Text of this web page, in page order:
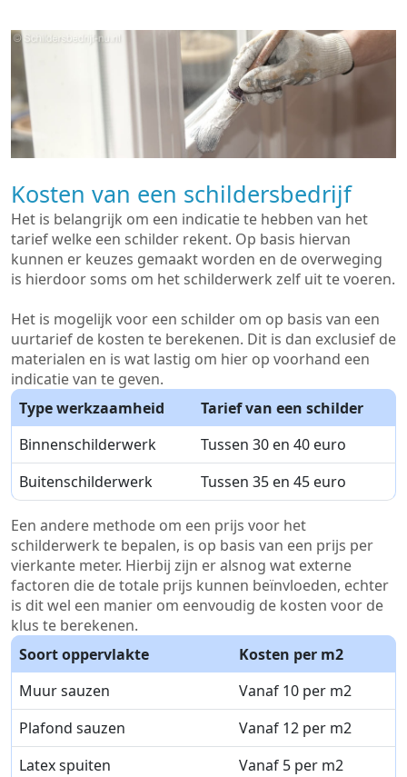
Kosten van een schildersbedrijf
Het is belangrijk om een indicatie te hebben van het
tarief welke een schilder rekent. Op basis hiervan
kunnen er keuzes gemaakt worden en de overweging
is hierdoor soms om het schilderwerk zelf uit te voeren.
Het is mogelijk voor een schilder om op basis van een
uurtarief de kosten te berekenen. Dit is dan exclusief de
materialen en is wat lastig om hier op voorhand een
indicatie van te geven.
Type werkzaamheid
Tarief van een schilder
Binnenschilderwerk
Tussen 30 en 40 euro
Buitenschilderwerk
Tussen 35 en 45 euro
Een andere methode om een prijs voor het
schilderwerk te bepalen, is op basis van een prijs per
vierkante meter. Hierbij zijn er alsnog wat externe
factoren die de totale prijs kunnen beïnvloeden, echter
is dit wel een manier om eenvoudig de kosten voor de
klus te berekenen.
Soort oppervlakte
Kosten per m2
Muur sauzen
Vanaf 10 per m2
Plafond sauzen
Vanaf 12 per m2
Latex spuiten
Vanaf 5 per m2